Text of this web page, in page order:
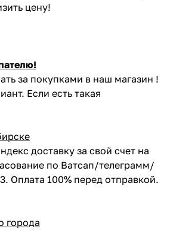
цену!
за покупками в наш магазин !
Если есть такая
доставку за свой счет на
по Ватсап/телеграмм/
Оплата 100% перед отправкой.
города